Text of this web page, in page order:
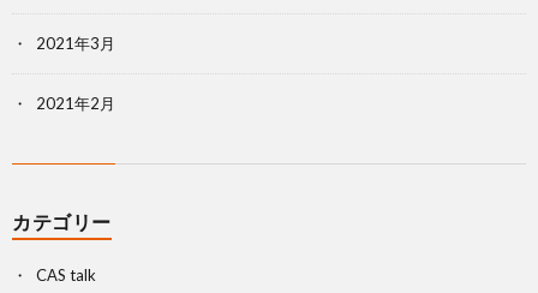
2021年3月
2021年2月
カテゴリー
CAS talk